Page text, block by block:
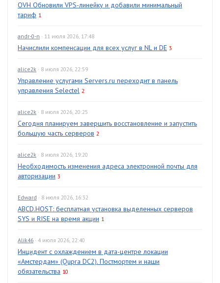
OVH Обновили VPS-линейку и добавили минимальный
тариф 1
andr-0-n · 11 июля 2026, 17:48
Начислили компенсации для всех услуг в NL и DE 3
alice2k · 8 июля 2026, 22:59
Управление услугами Servers.ru переходит в панель
управления Selectel 2
alice2k · 8 июля 2026, 20:25
Сегодня планируем завершить восстановление и запустить
большую часть серверов 2
alice2k · 8 июля 2026, 19:20
Необходимость изменения адреса электронной почты для
авторизации 3
Edward · 8 июля 2026, 16:32
ABCD.HOST: бесплатная установка выделенных серверов
SYS и RISE на время акции 1
Alik46 · 4 июля 2026, 22:40
Инцидент с охлаждением в дата-центре локации
«Амстердам» (Qupra DC2). Постмортем и наши
обязательства 10